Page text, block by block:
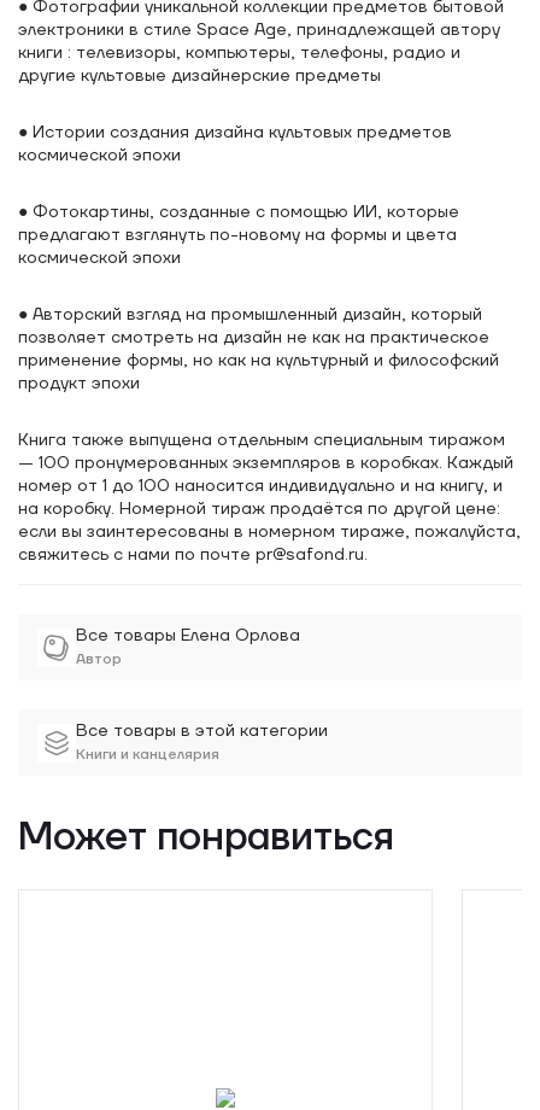
Все товары Елена Орлова
Автор
Все товары в этой категории
Книги и канцелярия
● Фотографии уникальной коллекции предметов бытовой
электроники в стиле Space Age, принадлежащей автору
книги : телевизоры, компьютеры, телефоны, радио и
другие культовые дизайнерские предметы
● Истории создания дизайна культовых предметов
космической эпохи
● Фотокартины, созданные с помощью ИИ, которые
предлагают взглянуть по-новому на формы и цвета
космической эпохи
● Авторский взгляд на промышленный дизайн, который
позволяет смотреть на дизайн не как на практическое
применение формы, но как на культурный и философский
продукт эпохи
Книга также выпущена отдельным специальным тиражом
— 100 пронумерованных экземпляров в коробках. Каждый
номер от 1 до 100 наносится индивидуально и на книгу, и
на коробку. Номерной тираж продаётся по другой цене:
если вы заинтересованы в номерном тираже, пожалуйста,
свяжитесь с нами по почте pr@safond.ru.
Может понравиться